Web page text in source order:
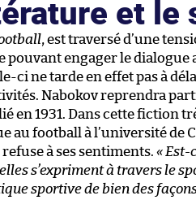
et le
, est traversé d’une
pouvant engager le dialogue
ci ne tarde en effet pas à
Nabokov reprendra
en 1931. Dans cette fiction
au football à l’université de
à ses sentiments. « Est-
s’expriment à travers le
sportive de bien des